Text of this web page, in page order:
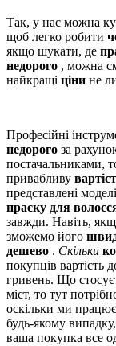
Так, у нас можна
щоб легко робити
якщо шукати, де
недорого , можна
найкращі ціни не
Професійні
недорого за
постачальниками,
привабливу
представлені
праску для
завжди. Навіть,
зможемо його
дешево . Скільки
покупців вартість
гривень. Що
міст, то тут
оскільки ми
будь-якому
ваша покупка все